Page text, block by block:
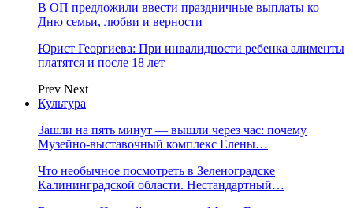
В ОП предложили ввести праздничные выплаты ко
Дню семьи, любви и верности
Юрист Георгиева: При инвалидности ребенка алименты
платятся и после 18 лет
Prev Next
Культура
Зашли на пять минут — вышли через час: почему
Музейно-выставочный комплекс Елены…
Что необычное посмотреть в Зеленоградске
Калининградской области. Нестандартный…